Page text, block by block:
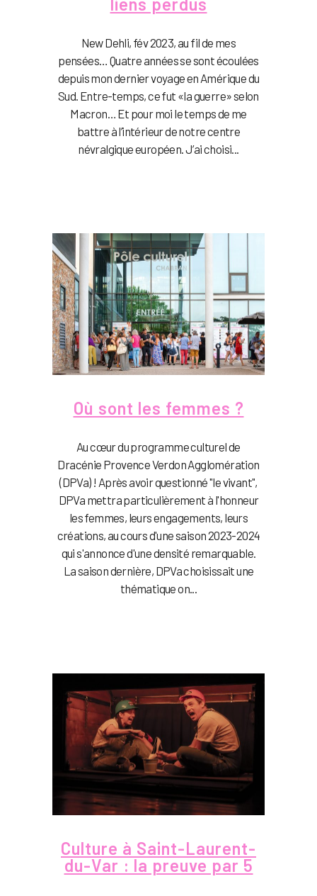
New Dehli, fév 2023, au fil de mes
pensées… Quatre années se sont écoulées
depuis mon dernier voyage en Amérique du
Sud. Entre-temps, ce fut «la guerre» selon
Macron… Et pour moi le temps de me
battre à l’intérieur de notre centre
névralgique européen. J’ai choisi...
Où sont les femmes ?
Au cœur du programme culturel de
Dracénie Provence Verdon Agglomération
(DPVa) ! Après avoir questionné "le vivant",
DPVa mettra particulièrement à l'honneur
les femmes, leurs engagements, leurs
créations, au cours d'une saison 2023-2024
qui s'annonce d'une densité remarquable.
La saison dernière, DPVa choisissait une
thématique on...
Culture à Saint-Laurent-
du-Var : la preuve par 5